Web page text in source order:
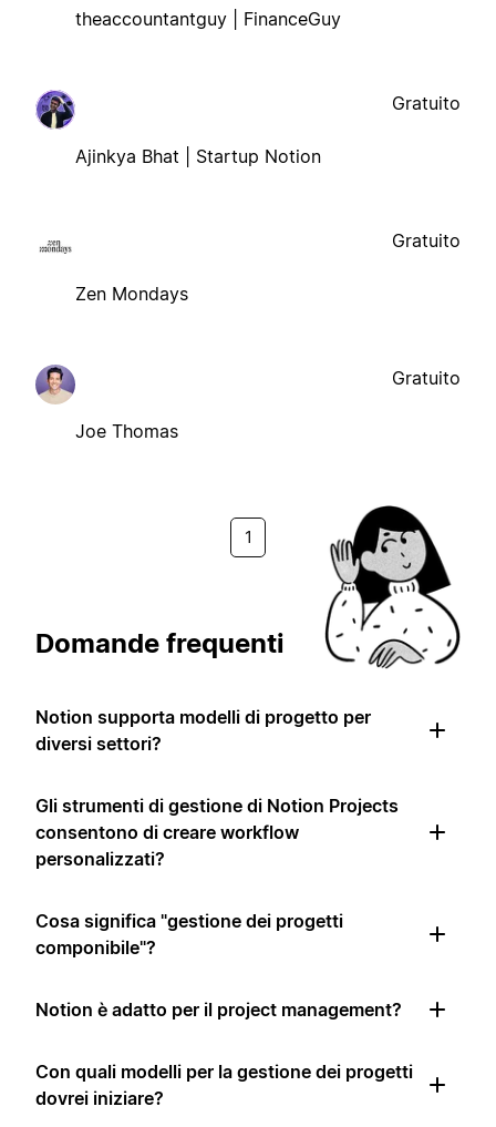
theaccountantguy | FinanceGuy
Ajinkya Bhat | Startup Notion
Gratuito
Zen Mondays
Gratuito
Joe Thomas
Gratuito
1
Domande frequenti
Notion supporta modelli di progetto per
diversi settori?
Gli strumenti di gestione di Notion Projects
consentono di creare workflow
personalizzati?
Cosa significa "gestione dei progetti
componibile"?
Notion è adatto per il project management?
Con quali modelli per la gestione dei progetti
dovrei iniziare?